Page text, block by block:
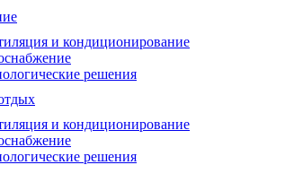
и кондиционирование
решения
и кондиционирование
решения